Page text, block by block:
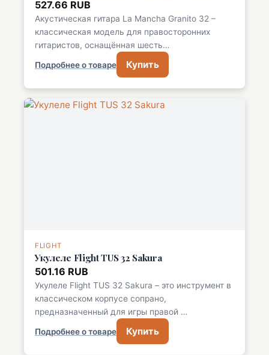
527.66 RUB
Акустическая гитара La Mancha Granito 32 –
классическая модель для правосторонних
гитаристов, оснащённая шесть…
Подробнее о товаре Купить
FLIGHT
Укулеле Flight TUS 32 Sakura
501.16 RUB
Укулеле Flight TUS 32 Sakura – это инструмент в
классическом корпусе сопрано,
предназначенный для игры правой …
Подробнее о товаре Купить